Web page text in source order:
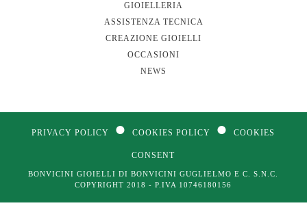
GIOIELLERIA
ASSISTENZA TECNICA
CREAZIONE GIOIELLI
OCCASIONI
NEWS
PRIVACY POLICY ●COOKIES POLICY ●COOKIES
CONSENT
BONVICINI GIOIELLI DI BONVICINI GUGLIELMO E C. S.N.C.
COPYRIGHT 2018 - P.IVA 10746180156